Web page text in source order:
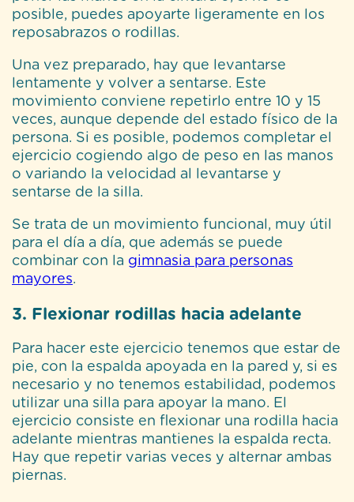
posible, puedes apoyarte ligeramente en los
reposabrazos o rodillas.
Una vez preparado, hay que levantarse
lentamente y volver a sentarse. Este
movimiento conviene repetirlo entre 10 y 15
veces, aunque depende del estado físico de la
persona. Si es posible, podemos completar el
ejercicio cogiendo algo de peso en las manos
o variando la velocidad al levantarse y
sentarse de la silla.
Se trata de un movimiento funcional, muy útil
para el día a día, que además se puede
combinar con la gimnasia para personas
mayores.
3. Flexionar rodillas hacia adelante
Para hacer este ejercicio tenemos que estar de
pie, con la espalda apoyada en la pared y, si es
necesario y no tenemos estabilidad, podemos
utilizar una silla para apoyar la mano. El
ejercicio consiste en flexionar una rodilla hacia
adelante mientras mantienes la espalda recta.
Hay que repetir varias veces y alternar ambas
piernas.